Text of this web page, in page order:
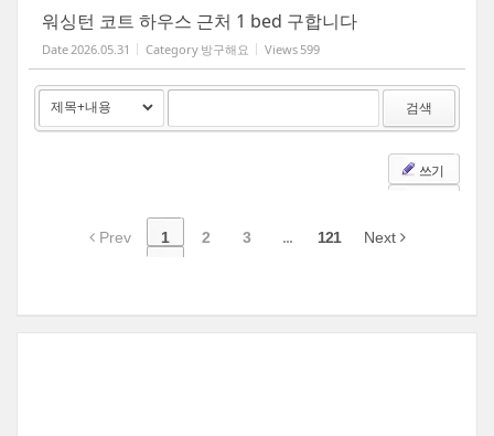
워싱턴 코트 하우스 근처 1 bed 구합니다
Date2026.05.31 Category 방구해요 Views 599
검색
쓰기
Prev 1 2 3 ... 121 Next